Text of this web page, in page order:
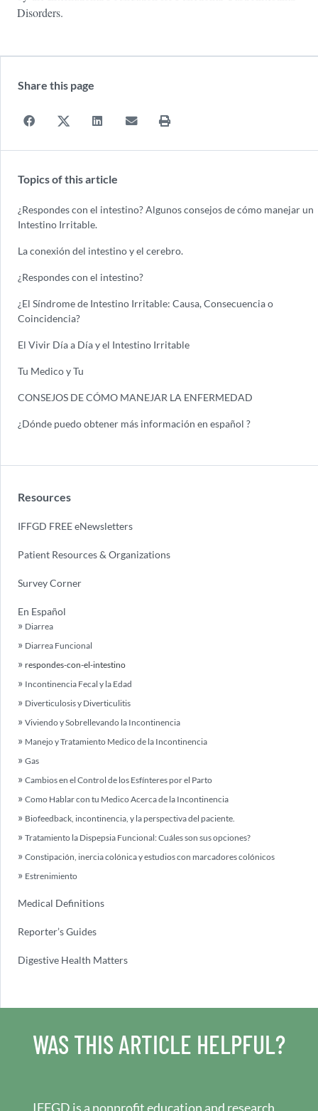
Disorders.
Share this page
Topics of this article
¿Respondes con el intestino? Algunos consejos de cómo manejar un
Intestino Irritable.
La conexión del intestino y el cerebro.
¿Respondes con el intestino?
¿El Síndrome de Intestino Irritable: Causa, Consecuencia o
Coincidencia?
El Vivir Día a Día y el Intestino Irritable
Tu Medico y Tu
CONSEJOS DE CÓMO MANEJAR LA ENFERMEDAD
¿Dónde puedo obtener más información en español ?
Resources
IFFGD FREE eNewsletters
Patient Resources & Organizations
Survey Corner
En Español
Diarrea
Diarrea Funcional
respondes-con-el-intestino
Incontinencia Fecal y la Edad
Diverticulosis y Diverticulitis
Viviendo y Sobrellevando la Incontinencia
Manejo y Tratamiento Medico de la Incontinencia
Gas
Cambios en el Control de los Esfínteres por el Parto
Como Hablar con tu Medico Acerca de la Incontinencia
Biofeedback, incontinencia, y la perspectiva del paciente.
Tratamiento la Dispepsia Funcional: Cuáles son sus opciones?
Constipación, inercia colónica y estudios con marcadores colónicos
Estrenimiento
Medical Definitions
Reporter’s Guides
Digestive Health Matters
WAS THIS ARTICLE HELPFUL?
IFFGD is a nonprofit education and research